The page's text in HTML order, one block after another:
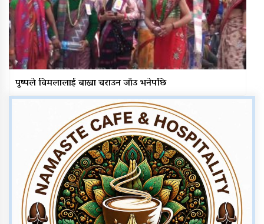
पुष्पले विमलालाई बाख्रा चराउन जाँउ भनेपछि